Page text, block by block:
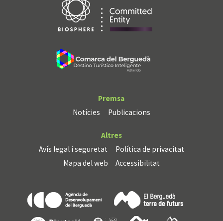
Premsa
Notícies
Publicacions
Altres
Avís legal i seguretat
Política de privacitat
Mapa del web
Accessibilitat